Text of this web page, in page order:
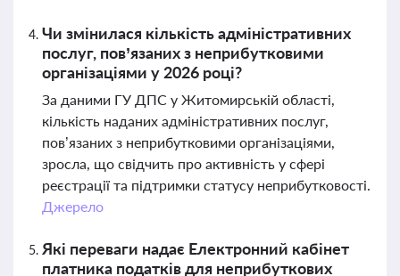
Чи змінилася кількість адміністративних
послуг, пов’язаних з неприбутковими
організаціями у 2026 році?
За даними ГУ ДПС у Житомирській області,
кількість наданих адміністративних послуг,
пов’язаних з неприбутковими організаціями,
зросла, що свідчить про активність у сфері
реєстрації та підтримки статусу неприбутковості.
Джерело
Які переваги надає Електронний кабінет
платника податків для неприбуткових